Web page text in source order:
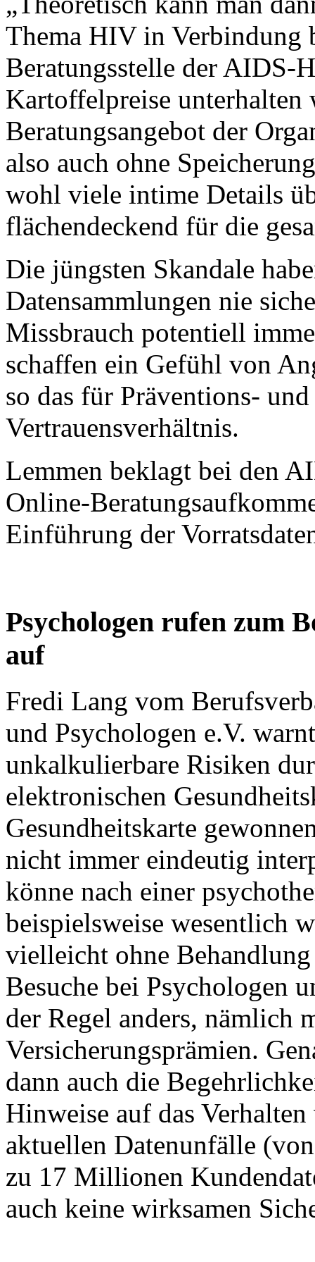
Thema HIV in Verbindung
Beratungsstelle der AIDS-
Kartoffelpreise unterhalten
Beratungsangebot der
also auch ohne
wohl viele intime Details
flächendeckend für die
Die jüngsten Skandale
Datensammlungen nie
Missbrauch potentiell
schaffen ein Gefühl von
so das für Präventions-
Vertrauensverhältnis.
Lemmen beklagt bei den
Online-
Einführung der
Psychologen rufen zum
auf
Fredi Lang vom
und Psychologen e.V.
unkalkulierbare Risiken
elektronischen
Gesundheitskarte
nicht immer eindeutig
könne nach einer
beispielsweise wesentlich
vielleicht ohne
Besuche bei Psychologen
der Regel anders, nämlich
Versicherungsprämien.
dann auch die
Hinweise auf das
aktuellen Datenunfälle
zu 17 Millionen
auch keine wirksamen